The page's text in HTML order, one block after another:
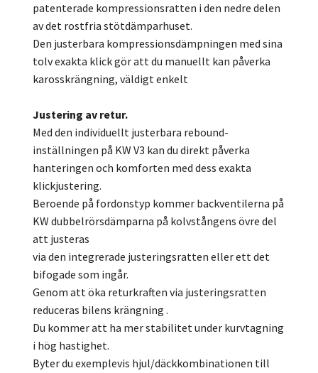
patenterade kompressionsratten i den nedre delen
av det rostfria stötdämparhuset.
Den justerbara kompressionsdämpningen med sina
tolv exakta klick gör att du manuellt kan påverka
karosskrängning, väldigt enkelt
Justering av retur.
Med den individuellt justerbara rebound-
inställningen på KW V3 kan du direkt påverka
hanteringen och komforten med dess exakta
klickjustering.
Beroende på fordonstyp kommer backventilerna på
KW dubbelrörsdämparna på kolvstångens övre del
att justeras
via den integrerade justeringsratten eller ett det
bifogade som ingår.
Genom att öka returkraften via justeringsratten
reduceras bilens krängning .
Du kommer att ha mer stabilitet under kurvtagning
i hög hastighet.
Byter du exemplevis hjul/däckkombinationen till